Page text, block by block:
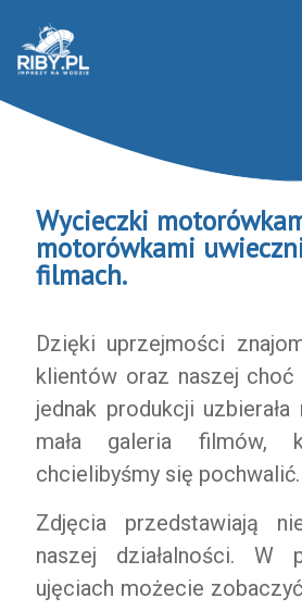
Wycieczki
motorówkami
filmach.
Dzięki uprzejmości
klientów oraz naszej choć
jednak produkcji
mała galeria filmów,
chcielibyśmy się pochwalić.
Zdjęcia przedstawiają
naszej działalności. W
ujęciach możecie